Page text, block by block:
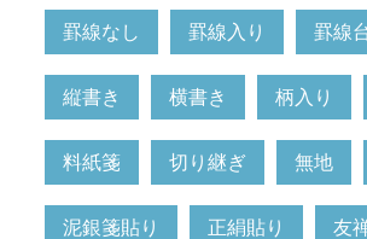
罫線なし 罫線入り 罫線
縦書き 横書き 柄入り
料紙箋 切り継ぎ 無地
泥銀箋貼り 正絹貼り 友